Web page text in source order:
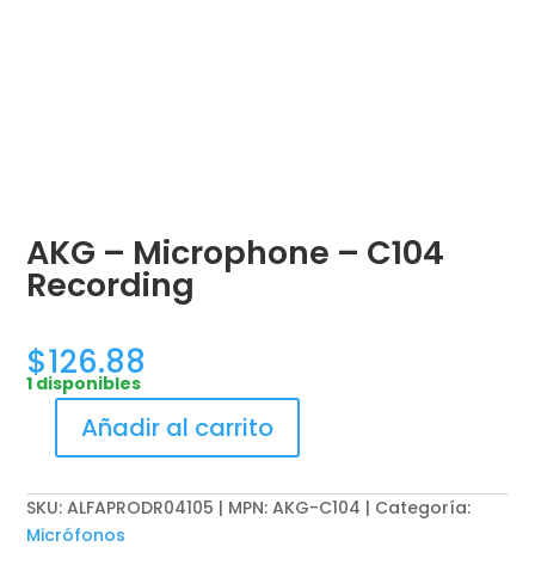
AKG – Microphone – C104
Recording
$126.88
1 disponibles
Microphone
Añadir al carrito
SKU:ALFAPRODR04105 | MPN: AKG-C104
Categoría:
Micrófonos